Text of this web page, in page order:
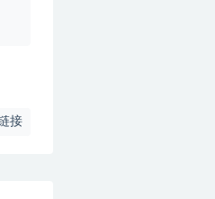
接